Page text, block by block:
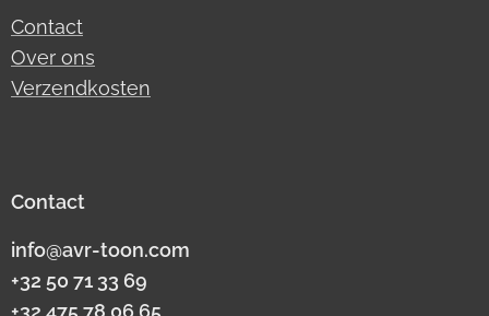
Contact
Over ons
Verzendkosten
Contact
info@avr-toon.com
+32 50 71 33 69
+32 475 78 06 65